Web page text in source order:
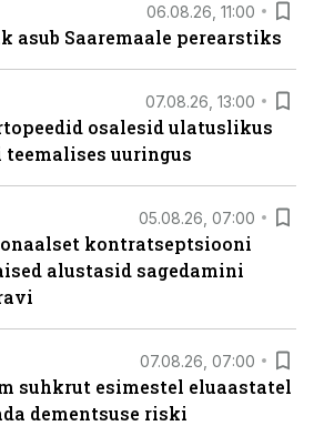
06.08.26, 11:00
asub Saaremaale perearstiks
07.08.26, 13:00
osalesid ulatuslikus
uuringus
05.08.26, 07:00
kontratseptsiooni
alustasid sagedamini
07.08.26, 07:00
suhkrut esimestel eluaastatel
dementsuse riski